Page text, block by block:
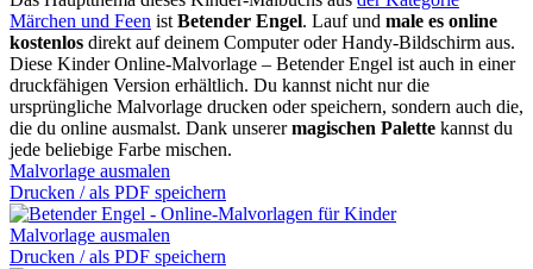
Märchen und Feen istBetender Engel. Lauf und male es online
kostenlos direkt auf deinem Computer oder Handy-Bildschirm aus.
Diese Kinder Online-Malvorlage – Betender Engel ist auch in einer
druckfähigen Version erhältlich. Du kannst nicht nur die
ursprüngliche Malvorlage drucken oder speichern, sondern auch die,
die du online ausmalst. Dank unserermagischen Palette kannst du
jede beliebige Farbe mischen.
Malvorlage ausmalen
Drucken / als PDF speichern
Malvorlage ausmalen
Drucken / als PDF speichern